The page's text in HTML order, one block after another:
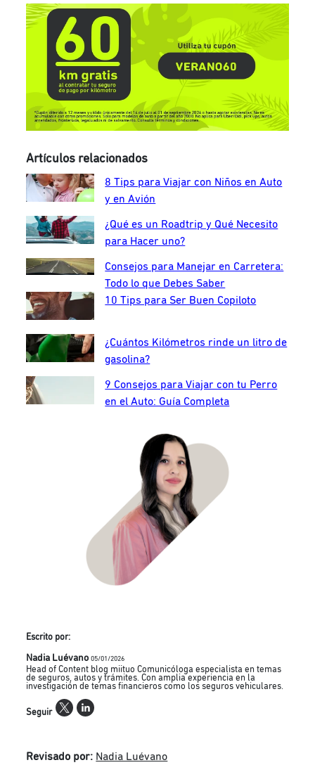
Artículos relacionados
8 Tips para Viajar con Niños en Auto
y en Avión
¿Qué es un Roadtrip y Qué Necesito
para Hacer uno?
Consejos para Manejar en Carretera:
Todo lo que Debes Saber
10 Tips para Ser Buen Copiloto
¿Cuántos Kilómetros rinde un litro de
gasolina?
9 Consejos para Viajar con tu Perro
en el Auto: Guía Completa
Escrito por:
Nadia Luévano 05/01/2026
Head of Content blog miituo Comunicóloga especialista en temas
de seguros, autos y trámites. Con amplia experiencia en la
investigación de temas financieros como los seguros vehiculares.
Seguir
Revisado por: Nadia Luévano